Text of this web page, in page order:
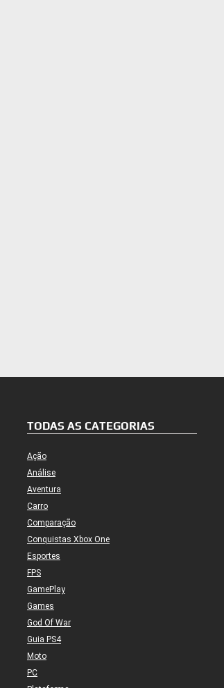
TODAS AS CATEGORIAS
Ação
Análise
Aventura
Carro
Comparação
Conquistas Xbox One
Esportes
FPS
GamePlay
Games
God Of War
Guia PS4
Moto
PC